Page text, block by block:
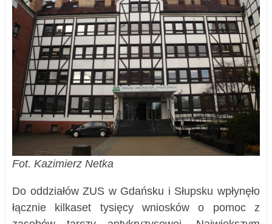
Fot. Kazimierz Netka
Do oddziałów ZUS w Gdańsku i Słupsku wpłynęło
łącznie kilkaset tysięcy wniosków o pomoc z